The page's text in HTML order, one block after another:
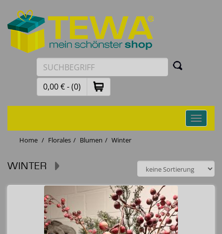
0,00 € - (0)
Toggle
Home
Florales Blumen Winter
WINTER